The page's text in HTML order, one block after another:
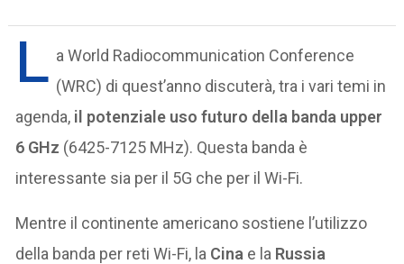
L a World Radiocommunication Conference
(WRC) di quest’anno discuterà, tra i vari temi in
agenda, il potenziale uso futuro della banda upper
6 GHz (6425-7125 MHz). Questa banda è
interessante sia per il 5G che per il Wi-Fi.
Mentre il continente americano sostiene l’utilizzo
della banda per reti Wi-Fi, la Cina e la Russia